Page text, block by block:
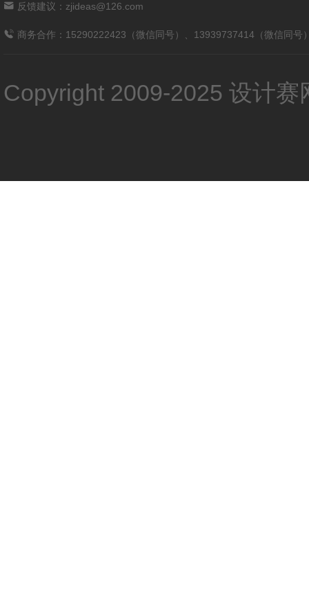
反馈建议：zjideas@126.com
商务合作：15290222423（微信同号）、13939737414（微信同号
Copyright 2009-2025 设计